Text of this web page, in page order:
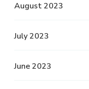
August 2023
July 2023
June 2023